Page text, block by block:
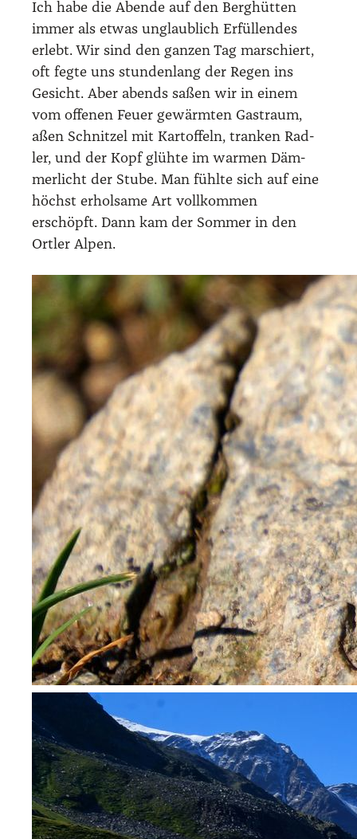
Ich habe die Aben­de auf den Berg­hüt­ten
immer als etwas unglaub­lich Erfül­len­des
erlebt. Wir sind den gan­zen Tag mar­schiert,
oft feg­te uns stun­den­lang der Regen ins
Gesicht. Aber abends saßen wir in einem
vom offe­nen Feu­er gewärm­ten Gast­raum,
aßen Schnit­zel mit Kar­tof­feln, tran­ken Rad­
ler, und der Kopf glüh­te im war­men Däm­
mer­licht der Stu­be. Man fühl­te sich auf eine
höchst erhol­sa­me Art voll­kom­men
erschöpft. Dann kam der Som­mer in den
Ort­ler Alpen.